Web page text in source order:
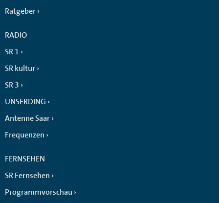
Ratgeber
RADIO
SR 1
SR kultur
SR 3
UNSERDING
Antenne Saar
Frequenzen
FERNSEHEN
SR Fernsehen
Programmvorschau